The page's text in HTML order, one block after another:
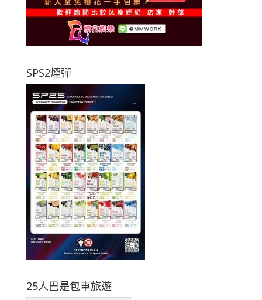
SPS2煙彈
25人巴是包車旅遊